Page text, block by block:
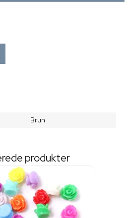
Brun
produkter